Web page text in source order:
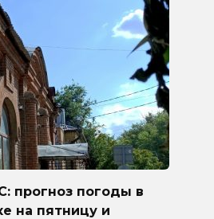
прогноз погоды в
на пятницу и